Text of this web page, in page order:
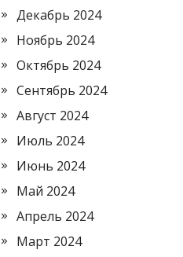
Декабрь 2024
Ноябрь 2024
Октябрь 2024
Сентябрь 2024
Август 2024
Июль 2024
Июнь 2024
Май 2024
Апрель 2024
Март 2024